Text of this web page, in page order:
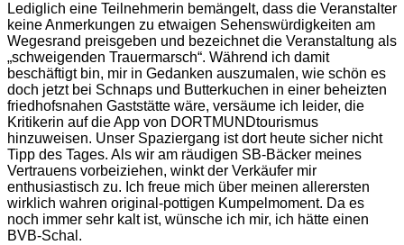
Lediglich eine Teilnehmerin bemängelt, dass die Veranstalter
keine Anmerkungen zu etwaigen Sehenswürdigkeiten am
Wegesrand preisgeben und bezeichnet die Veranstaltung als
„schweigenden Trauermarsch“. Während ich damit
beschäftigt bin, mir in Gedanken auszumalen, wie schön es
doch jetzt bei Schnaps und Butterkuchen in einer beheizten
friedhofsnahen Gaststätte wäre, versäume ich leider, die
Kritikerin auf die App von DORTMUNDtourismus
hinzuweisen. Unser Spaziergang ist dort heute sicher nicht
Tipp des Tages. Als wir am räudigen SB-Bäcker meines
Vertrauens vorbeiziehen, winkt der Verkäufer mir
enthusiastisch zu. Ich freue mich über meinen allerersten
wirklich wahren original-pottigen Kumpelmoment. Da es
noch immer sehr kalt ist, wünsche ich mir, ich hätte einen
BVB-Schal.